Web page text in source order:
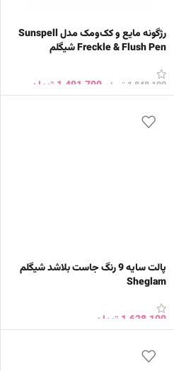
رژگونه مایع و کک‌ومک مدل Sunspell
Freckle & Flush Pen شیگلم
1,848,100 تومان 1,491,700 تومان
پالت سایه 9 رنگ جاست بلاشد شیگلم
Sheglam
1,628,100 تومان